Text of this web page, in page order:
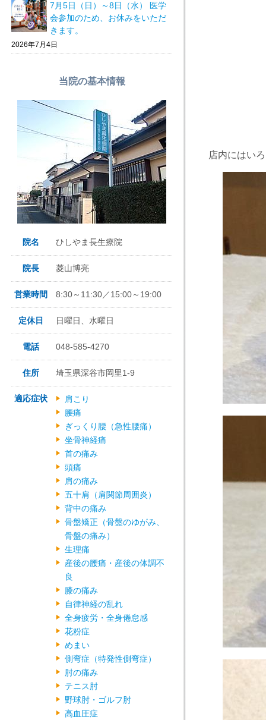
店内にはい
7月5日（日）～8日（水） 医学
会参加のため、お休みをいただ
きます。
2026年7月4日
当院の基本情報
院名 ひしやま長生療院
院長 菱山博亮
営業時間 8:30～11:30／15:00～19:00
定休日 日曜日、水曜日
電話 048-585-4270
住所 埼玉県深谷市岡里1-9
適応症状
肩こり
腰痛
ぎっくり腰（急性腰痛）
坐骨神経痛
首の痛み
頭痛
肩の痛み
五十肩（肩関節周囲炎）
背中の痛み
骨盤矯正（骨盤のゆがみ、
骨盤の痛み）
生理痛
産後の腰痛・産後の体調不
良
膝の痛み
自律神経の乱れ
全身疲労・全身倦怠感
花粉症
めまい
側弯症（特発性側弯症）
肘の痛み
テニス肘
野球肘・ゴルフ肘
高血圧症